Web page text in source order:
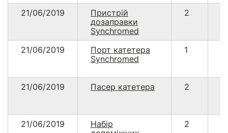
21/06/2019
Пристрій
дозаправки
Synchromed
2
21/06/2019
Порт катетера
Synchromed
1
21/06/2019 Пасер катетера 2
21/06/2019
Набір
2